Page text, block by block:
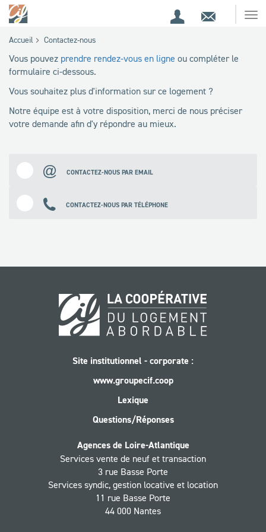
de
recherche
EspaceContact
Accueil Contactez-nous
Vous pouvez prendre rendez-vous en ligne ou compléter le
formulaire ci-dessous.
Vous souhaitez plus d'information sur ce logement ?
Notre équipe est à votre disposition, merci de nous préciser
votre demande afin d'y répondre au mieux.
CONTACTEZ-NOUS PAR EMAIL
CONTACTEZ-NOUS PAR TÉLÉPHONE
Site institutionnel - corporate :
www.groupecif.coop
Lexique
Questions/Réponses
Agences de Loire-Atlantique
Services vente de neuf et transaction
3 rue Basse Porte
Services syndic, gestion locative et location
11 rue Basse Porte
44 000 Nantes